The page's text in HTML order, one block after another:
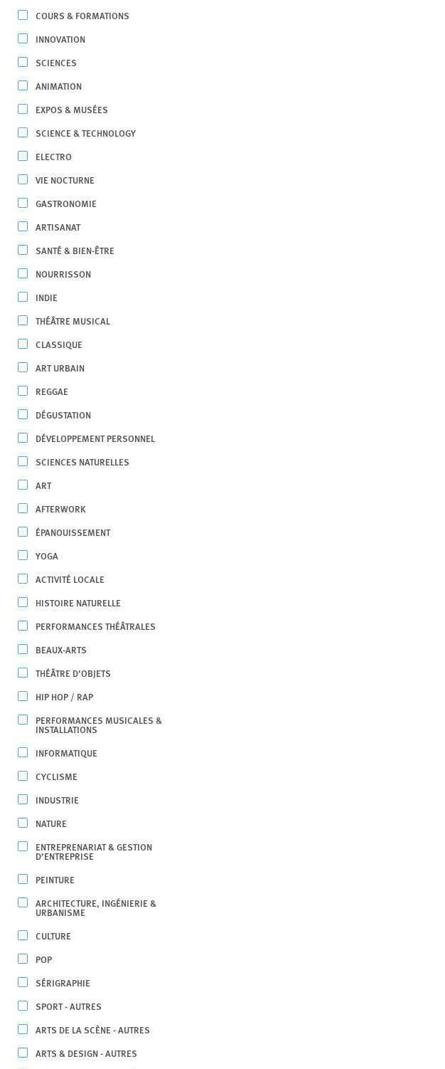
COURS & FORMATIONS
INNOVATION
SCIENCES
ANIMATION
EXPOS & MUSÉES
SCIENCE & TECHNOLOGY
ELECTRO
VIE NOCTURNE
GASTRONOMIE
ARTISANAT
SANTÉ & BIEN-ÊTRE
NOURRISSON
INDIE
THÉÂTRE MUSICAL
CLASSIQUE
ART URBAIN
REGGAE
DÉGUSTATION
DÉVELOPPEMENT PERSONNEL
SCIENCES NATURELLES
ART
AFTERWORK
ÉPANOUISSEMENT
YOGA
ACTIVITÉ LOCALE
HISTOIRE NATURELLE
PERFORMANCES THÉÂTRALES
BEAUX-ARTS
THÉÂTRE D’OBJETS
HIP HOP / RAP
PERFORMANCES MUSICALES &
INSTALLATIONS
INFORMATIQUE
CYCLISME
INDUSTRIE
NATURE
ENTREPRENARIAT & GESTION
D’ENTREPRISE
PEINTURE
ARCHITECTURE, INGÉNIERIE &
URBANISME
CULTURE
POP
SÉRIGRAPHIE
SPORT - AUTRES
ARTS DE LA SCÈNE - AUTRES
ARTS & DESIGN - AUTRES